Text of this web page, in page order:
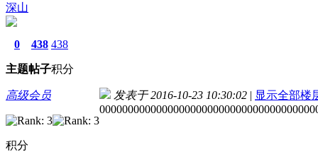
深山
0
主题
438
帖子
438
积分
高级会员
积分
发表于 2016-10-23 10:30:02 | 显示全部楼